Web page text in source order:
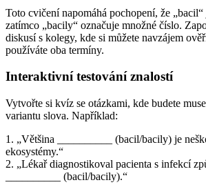
Toto cvičení napomáhá pochopení, že
zatímco „bacily“ označuje množné číslo.
diskusí s kolegy, kde si můžete navzájem
používáte oba termíny.
Interaktivní testování znalostí
Vytvořte si kvíz se otázkami, kde budete
variantu slova. Například:
1. „Většina __________ (bacil/bacily) je
ekosystémy.“
2. „Lékař diagnostikoval pacienta s infekcí
__________ (bacil/bacily).“